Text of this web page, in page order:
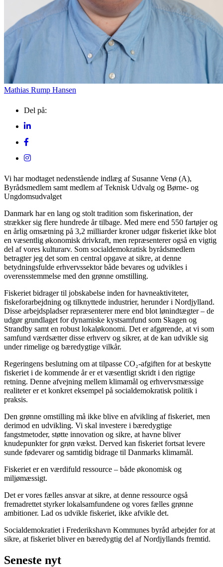
Mathias Rump Hansen
Del på:
Vi har modtaget nedenstående indlæg af Susanne Venø (A),
Byrådsmedlem samt medlem af Teknisk Udvalg og Børne- og
Ungdomsudvalget
Danmark har en lang og stolt tradition som fiskerination, der
strækker sig flere hundrede år tilbage. Med mere end 550 fartøjer og
en årlig omsætning på 3,2 milliarder kroner udgør fiskeriet ikke blot
en væsentlig økonomisk drivkraft, men repræsenterer også en vigtig
del af vores kulturarv. Som socialdemokratisk byrådsmedlem
betragter jeg det som en central opgave at sikre, at denne
betydningsfulde erhvervssektor både bevares og udvikles i
overensstemmelse med den grønne omstilling.
Fiskeriet bidrager til jobskabelse inden for havneaktiviteter,
fiskeforarbejdning og tilknyttede industrier, herunder i Nordjylland.
Disse arbejdspladser repræsenterer mere end blot lønindtægter – de
udgør grundlaget for dynamiske kystsamfund som Skagen og
Strandby samt en robust lokaløkonomi. Det er afgørende, at vi som
samfund værdsætter disse erhverv og sikrer, at de kan udvikle sig
under rimelige og bæredygtige vilkår.
Regeringens beslutning om at tilpasse CO₂-afgiften for at beskytte
fiskeriet i de kommende år er et væsentligt skridt i den rigtige
retning. Denne afvejning mellem klimamål og erhvervsmæssige
realiteter er et konkret eksempel på socialdemokratisk politik i
praksis.
Den grønne omstilling må ikke blive en afvikling af fiskeriet, men
derimod en udvikling. Vi skal investere i bæredygtige
fangstmetoder, støtte innovation og sikre, at havne bliver
knudepunkter for grøn vækst. Derved kan fiskeriet fortsat levere
sunde fødevarer og samtidig bidrage til Danmarks klimamål.
Fiskeriet er en værdifuld ressource – både økonomisk og
miljømæssigt.
Det er vores fælles ansvar at sikre, at denne ressource også
fremadrettet styrker lokalsamfundene og vores fælles grønne
ambitioner. Lad os udvikle fiskeriet, ikke afvikle det.
Socialdemokratiet i Frederikshavn Kommunes byråd arbejder for at
sikre, at fiskeriet bliver en bæredygtig del af Nordjyllands fremtid.
Seneste nyt